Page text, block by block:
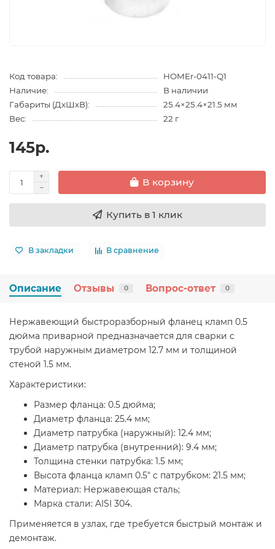
Код товара:
HOMEr-0411-Q1
Наличие:
В наличии
Габариты (ДхШхВ):
25.4×25.4×21.5 мм
Вес:
22 г
145р.
В корзину
Купить в 1 клик
В закладки В сравнение
Описание Отзывы 0 Вопрос-ответ 0
Нержавеющий быстроразборный фланец кламп 0.5
дюйма приварной предназначается для сварки с
трубой наружным диаметром 12.7 мм и толщиной
стеной 1.5 мм.
Характеристики:
Размер фланца: 0.5 дюйма;
Диаметр фланца: 25.4 мм;
Диаметр патрубка (наружный): 12.4 мм;
Диаметр патрубка (внутренний): 9.4 мм;
Толщина стенки патрубка: 1.5 мм;
Высота фланца кламп 0.5" с патрубком: 21.5 мм;
Материал: Нержавеющая сталь;
Марка стали: AISI 304.
Применяется в узлах, где требуется быстрый монтаж и
демонтаж.